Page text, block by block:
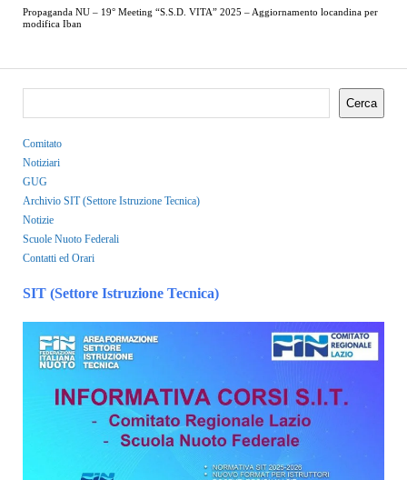
Propaganda NU – 19° Meeting “S.S.D. VITA” 2025 – Aggiornamento locandina per
modifica Iban
Cerca
Comitato
Notiziari
GUG
Archivio SIT (Settore Istruzione Tecnica)
Notizie
Scuole Nuoto Federali
Contatti ed Orari
SIT (Settore Istruzione Tecnica)